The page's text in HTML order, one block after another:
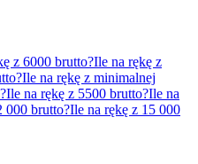
z 6000 brutto?Ile na rękę z
Ile na rękę z minimalnej
Ile na rękę z 5500 brutto?Ile na
000 brutto?Ile na rękę z 15 000